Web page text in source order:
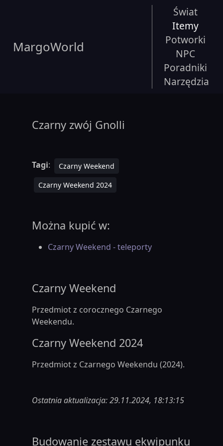
MargoWorld
Świat
Itemy
Potworki
NPC
Poradniki
Narzędzia
Czarny zwój Gnolli
Tagi:
Czarny Weekend
Czarny Weekend 2024
Można kupić w:
Czarny Weekend - teleporty
Czarny Weekend
Przedmiot z corocznego Czarnego
Weekendu.
Czarny Weekend 2024
Przedmiot z Czarnego Weekendu (2024).
Ostatnia aktualizacja: 29.11.2024, 18:13:15
Budowanie zestawu ekwipunku